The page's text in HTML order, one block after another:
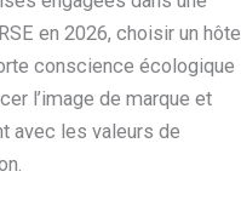
en 2026, choisir un hôtel
conscience écologique
l’image de marque et
avec les valeurs de